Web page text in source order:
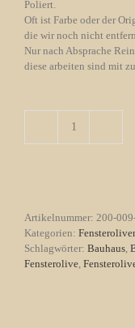
Poliert.
Oft ist Farbe oder der
die wir noch nicht
Nur nach Absprache
diese arbeiten sind mit
Fensterolive
Artikelnummer: 200-
Kategorien:
Schlagwörter: Bauhaus
Fensterolive